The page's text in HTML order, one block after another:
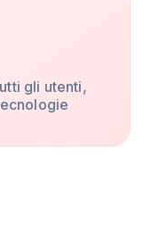
gli utenti,